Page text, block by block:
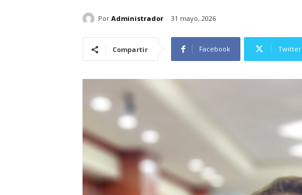
Por Administrador 31 mayo, 2026
Compartir Facebook Twitter